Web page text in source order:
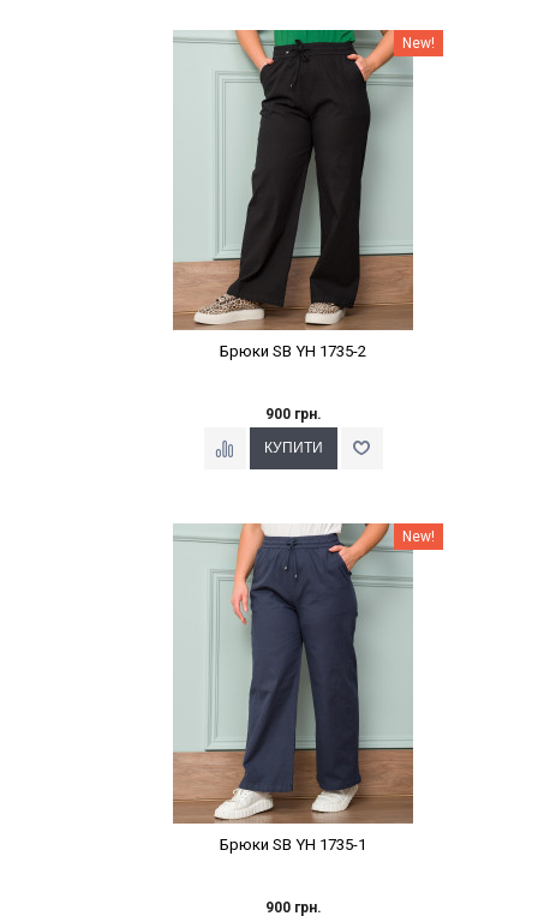
Наклейки Варіант з % New!
Брюки SB YH 1735-2
900 грн.
Наклейки Варіант з % New!
Брюки SB YH 1735-1
900 грн.